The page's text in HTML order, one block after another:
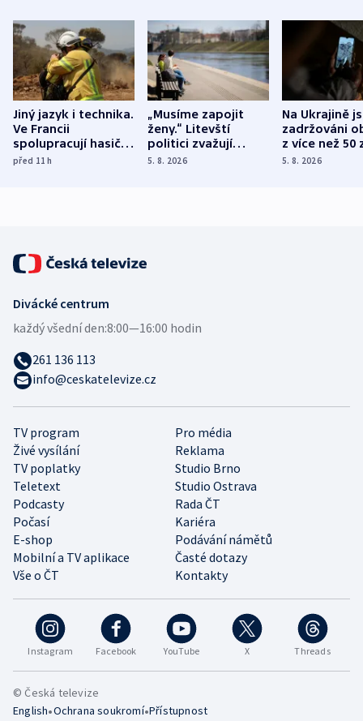
Jiný jazyk i technika.
Ve Francii
spolupracují hasiči z
různých zemí
před 11h
„Musíme zapojit
ženy.“ Litevští
politici zvažují
dohodu o
5. 8. 2026
Na Ukrajině
zadržováni
z více než 50
Bojovali na
5. 8. 2026
Instagram Facebook YouTube X Threads
TV program
Pro média
Živé vysílání
Reklama
TV poplatky
Studio Brno
Teletext
Studio Ostrava
Podcasty
Rada ČT
Počasí
Kariéra
E-shop
Podávání námětů
Mobilní a TV aplikace
Časté dotazy
Vše o ČT
Kontakty
Divácké centrum
každý všední den:8:00—16:00 hodin
261 136 113
info@ceskatelevize.cz
© Česká televize
English•Ochrana soukromí•Přístupnost